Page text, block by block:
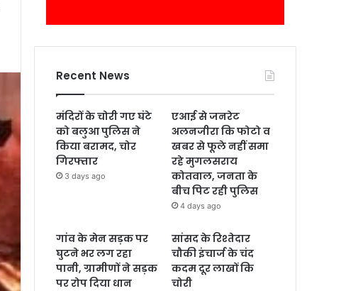
Recent News
मंदिरों के चोरी गए घंटे
को बलुआ पुलिस ने
किया बरामद, चोर
गिरफ्तार
3 days ago
एआई से जनरेट
अलनजीरा कि फोटो व
खबर से फूले नहीं समा
रहे मुगलसराय
कोतवाल, जनता के
बीच पिट रही पुलिस
4 days ago
गांव के मेन सड़क पर
घुटने भर लग रहा
पानी, ग्रामीणों ने सड़क
पर रोप दिया धान
सांसद के रिश्तेदार
चौकी इंचार्ज के चंद
कदम दूर लाखों कि
चोरी